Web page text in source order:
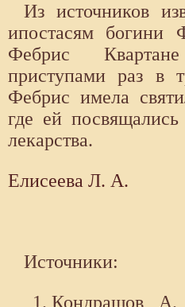
Из источников
ипостасям богини
Фебрис
приступами раз в
Фебрис имела
где ей
лекарства.
Елисеева Л. А.
Источники:
Кондрашов